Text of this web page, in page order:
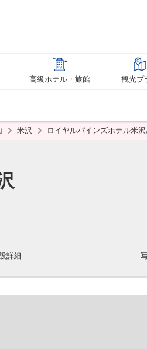
高級ホテル・旅館 観光プ
米沢 ロイヤルパインズホテル米
詳細